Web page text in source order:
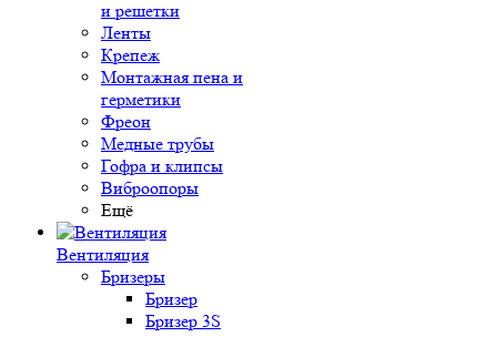
и решетки
Ленты
Крепеж
Монтажная пена и
герметики
Фреон
Медные трубы
Гофра и клипсы
Виброопоры
Ещё
Вентиляция
Бризеры
Бризер
Бризер 3S